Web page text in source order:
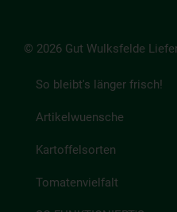
© 2026 Gut Wulksfelde
So bleibt's länger frisch!
Artikelwuensche
Kartoffelsorten
Tomatenvielfalt